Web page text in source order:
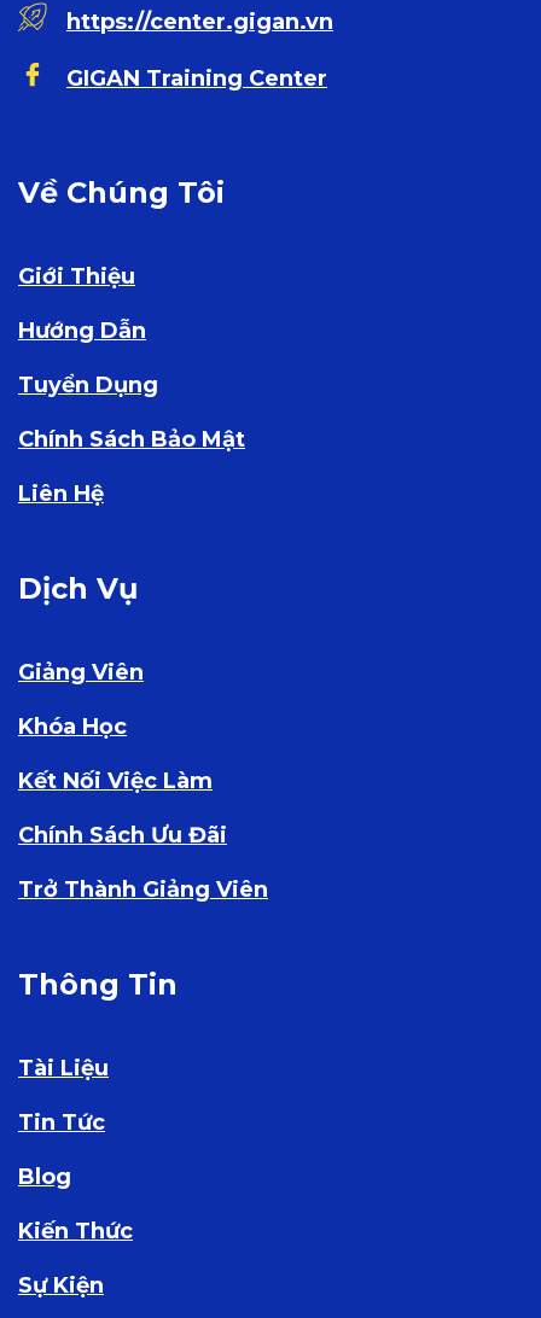
https://center.gigan.vn
GIGAN Training Center
Về Chúng Tôi
Giới Thiệu
Hướng Dẫn
Tuyển Dụng
Chính Sách Bảo Mật
Liên Hệ
Dịch Vụ
Giảng Viên
Khóa Học
Kết Nối Việc Làm
Chính Sách Ưu Đãi
Trở Thành Giảng Viên
Thông Tin
Tài Liệu
Tin Tức
Blog
Kiến Thức
Sự Kiện